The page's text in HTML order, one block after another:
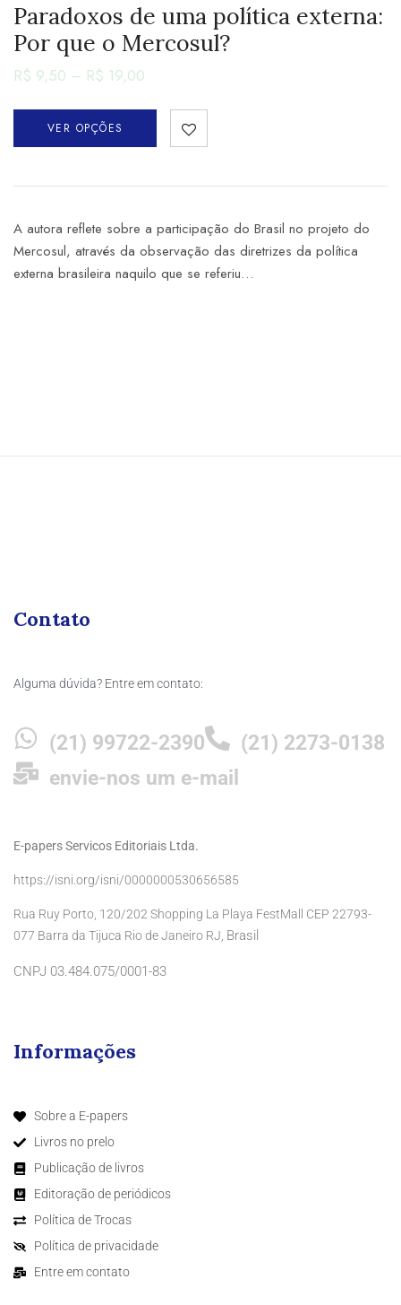
Paradoxos de uma política externa:
Por que o Mercosul?
R$ 9,50 – R$ 19,00
VER OPÇÕES
A autora reflete sobre a participação do Brasil no projeto do
Mercosul, através da observação das diretrizes da política
externa brasileira naquilo que se referiu…
Contato
Alguma dúvida? Entre em contato:
(21) 99722-2390
(21) 2273-0138
envie-nos um e-mail
E-papers Servicos Editoriais Ltda.
https://isni.org/isni/0000000530656585
Rua Ruy Porto, 120/202 Shopping La Playa FestMall CEP 22793-
077 Barra da Tijuca Rio de Janeiro RJ, Brasil
CNPJ 03.484.075/0001-83
Informações
Sobre a E-papers
Livros no prelo
Publicação de livros
Editoração de periódicos
Política de Trocas
Política de privacidade
Entre em contato